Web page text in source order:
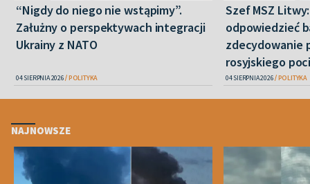
“Nigdy do niego nie wstąpimy”.
Załużny o perspektywach integracji
Ukrainy z NATO
04 SIERPNIA 2026 POLITYKA
Szef MSZ
odpowiedzieć
zdecydowanie
rosyjskiego
04 SIERPNIA 2026 POLITYKA
NAJNOWSZE